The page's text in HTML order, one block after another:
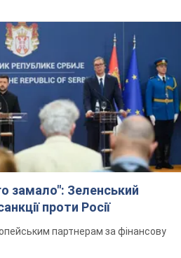
замало": Зеленський
проти Росії
партнерам за фінансову